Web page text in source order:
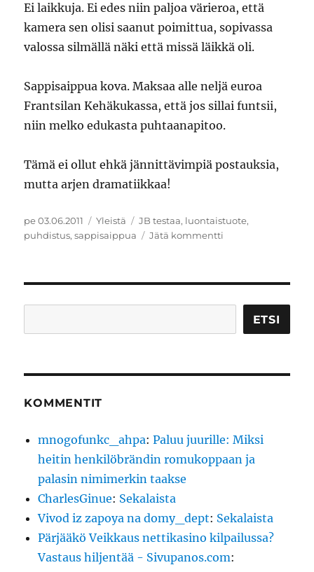
Ei laikkuja. Ei edes niin paljoa värieroa, että
kamera sen olisi saanut poimittua, sopivassa
valossa silmällä näki että missä läikkä oli.
Sappisaippua kova. Maksaa alle neljä euroa
Frantsilan Kehäkukassa, että jos sillai funtsii,
niin melko edukasta puhtaanapitoo.
Tämä ei ollut ehkä jännittävimpiä postauksia,
mutta arjen dramatiikkaa!
Julkaistu
pe 03.06.2011 Kategoriat
Yleistä Avainsanat
JB testaa, luontaistuote,
puhdistus,sappisaippua Jätä kommentti
ETSI
KOMMENTIT
mnogofunkc_ahpa:Paluu juurille: Miksi
heitin henkilöbrändin romukoppaan ja
palasin nimimerkin taakse
CharlesGinue: Sekalaista
Vivod iz zapoya na domy_dept: Sekalaista
Pärjääkö Veikkaus nettikasino kilpailussa?
Vastaus hiljentää - Sivupanos.com: